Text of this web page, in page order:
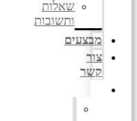
שאלות
ותשובות
מבצעים
צור
קשר